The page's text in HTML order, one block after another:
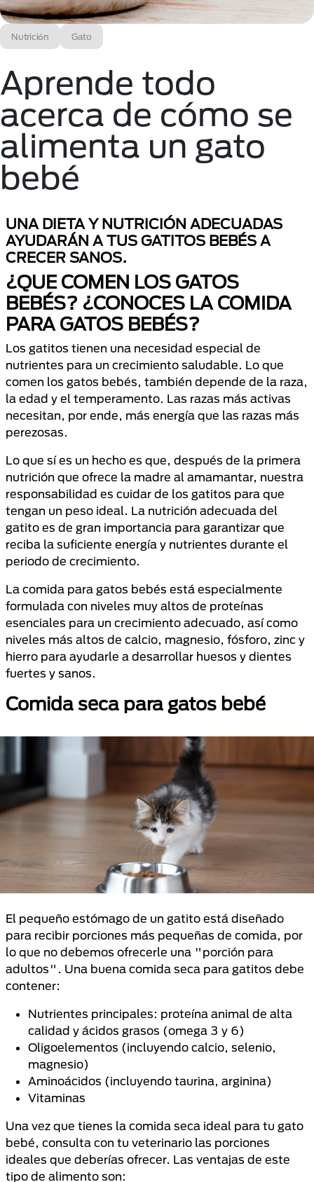
Nutrición Gato
Aprende todo
acerca de cómo se
alimenta un gato
bebé
UNA DIETA Y NUTRICIÓN ADECUADAS
AYUDARÁN A TUS GATITOS BEBÉS A
CRECER SANOS.
¿QUE COMEN LOS GATOS
BEBÉS? ¿CONOCES LA COMIDA
PARA GATOS BEBÉS?
Los gatitos tienen una necesidad especial de
nutrientes para un crecimiento saludable. Lo que
comen los gatos bebés, también depende de la raza,
la edad y el temperamento. Las razas más activas
necesitan, por ende, más energía que las razas más
perezosas.
Lo que sí es un hecho es que, después de la primera
nutrición que ofrece la madre al amamantar, nuestra
responsabilidad es cuidar de los gatitos para que
tengan un peso ideal. La nutrición adecuada del
gatito es de gran importancia para garantizar que
reciba la suficiente energía y nutrientes durante el
periodo de crecimiento.
La comida para gatos bebés está especialmente
formulada con niveles muy altos de proteínas
esenciales para un crecimiento adecuado, así como
niveles más altos de calcio, magnesio, fósforo, zinc y
hierro para ayudarle a desarrollar huesos y dientes
fuertes y sanos.
Comida seca para gatos bebé
El pequeño estómago de un gatito está diseñado
para recibir porciones más pequeñas de comida, por
lo que no debemos ofrecerle una "porción para
adultos". Una buena comida seca para gatitos debe
contener:
Nutrientes principales: proteína animal de alta
calidad y ácidos grasos (omega 3 y 6)
Oligoelementos (incluyendo calcio, selenio,
magnesio)
Aminoácidos (incluyendo taurina, arginina)
Vitaminas
Una vez que tienes la comida seca ideal para tu gato
bebé, consulta con tu veterinario las porciones
ideales que deberías ofrecer. Las ventajas de este
tipo de alimento son: